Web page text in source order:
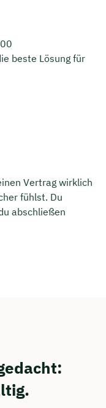
beste Lösung für
Vertrag wirklich
fühlst. Du
abschließen